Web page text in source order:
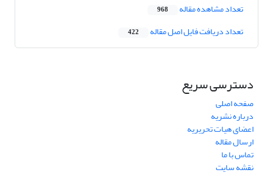
تعداد مشاهده مقاله 968
تعداد دریافت فایل اصل مقاله 422
دسترسی سریع
صفحه اصلی
درباره نشریه
اعضای هیات تحریریه
ارسال مقاله
تماس با ما
نقشه سایت